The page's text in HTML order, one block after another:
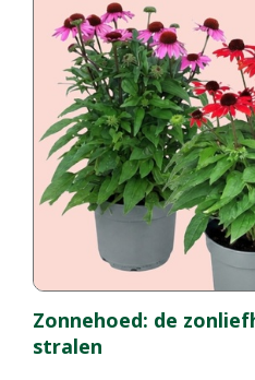
Zonnehoed: de
stralen